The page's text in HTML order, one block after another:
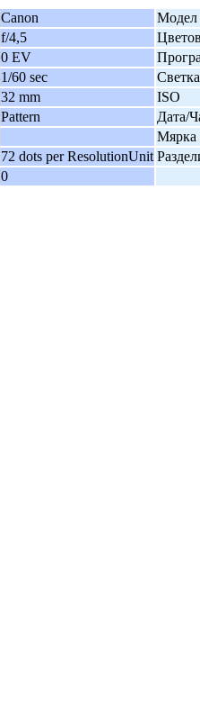
Canon
Модел
f/4,5
0 EV
1/60 sec
32 mm
ISO
Pattern
Дата/
Мярка
72 dots per ResolutionUnit
0